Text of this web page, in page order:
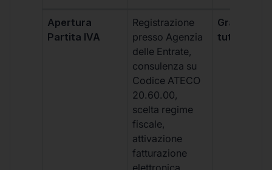
Apertura
Partita IVA
Registrazione
presso Agenzia
delle Entrate,
consulenza su
Codice ATECO
20.60.00,
scelta regime
fiscale,
attivazione
fatturazione
Gratis,
tutti i piani